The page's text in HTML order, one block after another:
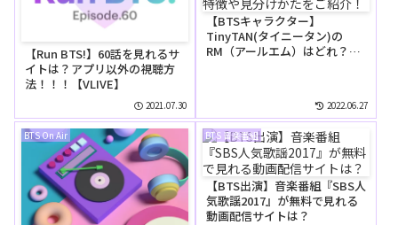
【Run BTS!】60話を見れるサ
イトは？アプリ以外の視聴方
法！！！【VLIVE】
2021.07.30
【BTSキャラクター】
TinyTAN(タイニータン)の
RM（アールエム）はどれ？特
2022.06.27
BTS On Air BTS 音楽番組
【BTS出演】音楽番組『SBS人
気歌謡2017』が無料で見れる
動画配信サイトは？